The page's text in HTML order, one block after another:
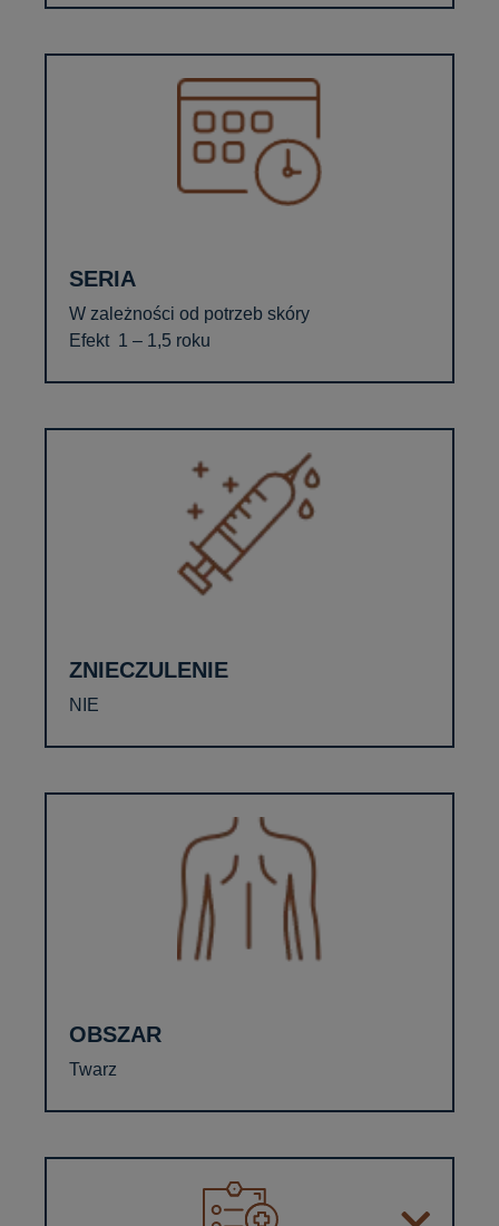
SERIA
W zależności od potrzeb skóry
Efekt 1 – 1,5 roku
ZNIECZULENIE
NIE
OBSZAR
Twarz